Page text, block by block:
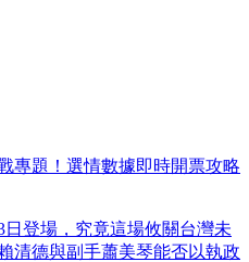
專題！選情數據即時開票攻略
日登場，究竟這場攸關台灣未
清德與副手蕭美琴能否以執政